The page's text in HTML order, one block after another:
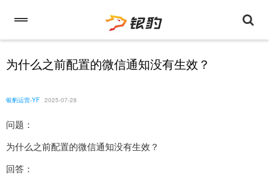
为什么之前配置的微信通知没有生效？
银豹运营-YF 2025-07-28
问题：
为什么之前配置的微信通知没有生效？
回答：